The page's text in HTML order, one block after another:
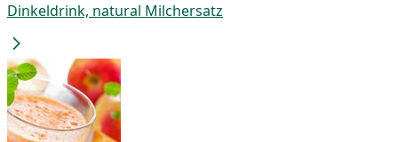
Dinkeldrink, natural Milchersatz